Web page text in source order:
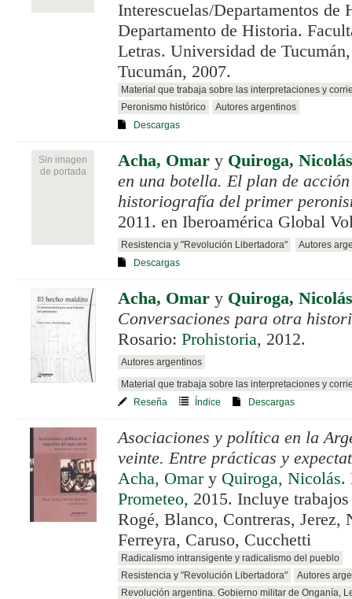
Interescuelas/Departamentos de
Departamento de Historia.
Letras. Universidad de
Tucumán, 2007.
Material que trabaja sobre las interpretaciones y
Peronismo histórico
Autores argentinos
Descargas
Sin imagen
de portada
Acha, Omar y Quiroga, Nicolás
en una botella. El plan de
historiografía del primer
2011. en Iberoamérica Global
Resistencia y "Revolución Libertadora"
Autores
Descargas
Acha, Omar y Quiroga, Nicolás
Conversaciones para otra
Rosario: Prohistoria, 2012.
Autores argentinos
Material que trabaja sobre las interpretaciones y
Reseña
Índice Descargas
Asociaciones y política en la
veinte. Entre prácticas y
Acha, Omary Quiroga, Nicolás.
Prometeo, 2015. Incluye
Rogé, Blanco, Contreras, Jerez,
Ferreyra, Caruso, Cucchetti
Radicalismo intransigente y radicalismo del pueblo
Resistencia y "Revolución Libertadora"
Autores
Revolución argentina. Gobierno militar de Onganía,